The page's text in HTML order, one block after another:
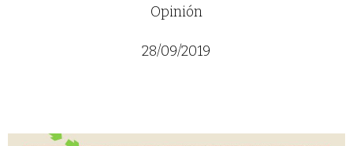
Opinión
28/09/2019